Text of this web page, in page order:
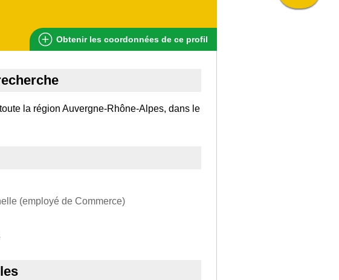
Obtenir les coordonnées de ce profil
la région Auvergne-Rhône-Alpes, dans le
(employé de Commerce)